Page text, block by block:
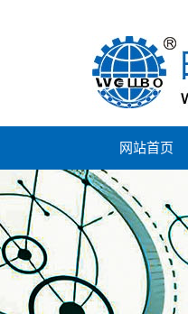
网站首页